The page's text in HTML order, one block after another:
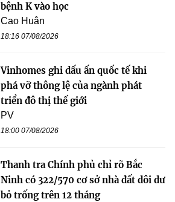
bệnh K vào học
Cao Huân
18:16 07/08/2026
Vinhomes ghi dấu ấn quốc tế khi
phá vỡ thông lệ của ngành phát
triển đô thị thế giới
PV
18:00 07/08/2026
Thanh tra Chính phủ chỉ rõ Bắc
Ninh có 322/570 cơ sở nhà đất dôi dư
bỏ trống trên 12 tháng